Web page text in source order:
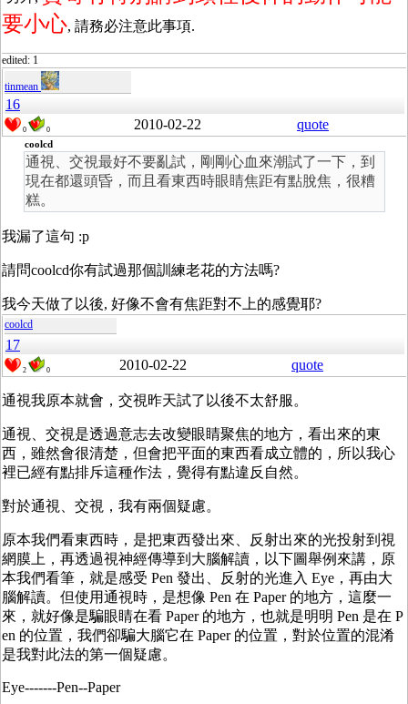
要小心, 請務必注意此事項.
edited: 1
tinmean
16
0 0 2010-02-22 quote
coolcd
通視、交視最好不要亂試，剛剛心血來潮試了一下，到
現在都還頭昏，而且看東西時眼睛焦距有點脫焦，很糟
糕。
我漏了這句 :p
請問coolcd你有試過那個訓練老花的方法嗎?
我今天做了以後, 好像不會有焦距對不上的感覺耶?
coolcd
17
2 0 2010-02-22 quote
通視我原本就會，交視昨天試了以後不太舒服。
通視、交視是透過意志去改變眼睛聚焦的地方，看出來的東
西，雖然會很清楚，但會把平面的東西看成立體的，所以我心
裡已經有點排斥這種作法，覺得有點違反自然。
對於通視、交視，我有兩個疑慮。
原本我們看東西時，是把東西發出來、反射出來的光投射到視
網膜上，再透過視神經傳導到大腦解讀，以下圖舉例來講，原
本我們看筆，就是感受 Pen 發出、反射的光進入 Eye，再由大
腦解讀。但使用通視時，是想像 Pen 在 Paper 的地方，這麼一
來，就好像是騙眼睛在看 Paper 的地方，也就是明明 Pen 是在 P
en 的位置，我們卻騙大腦它在 Paper 的位置，對於位置的混淆
是我對此法的第一個疑慮。
Eye-------Pen--Paper